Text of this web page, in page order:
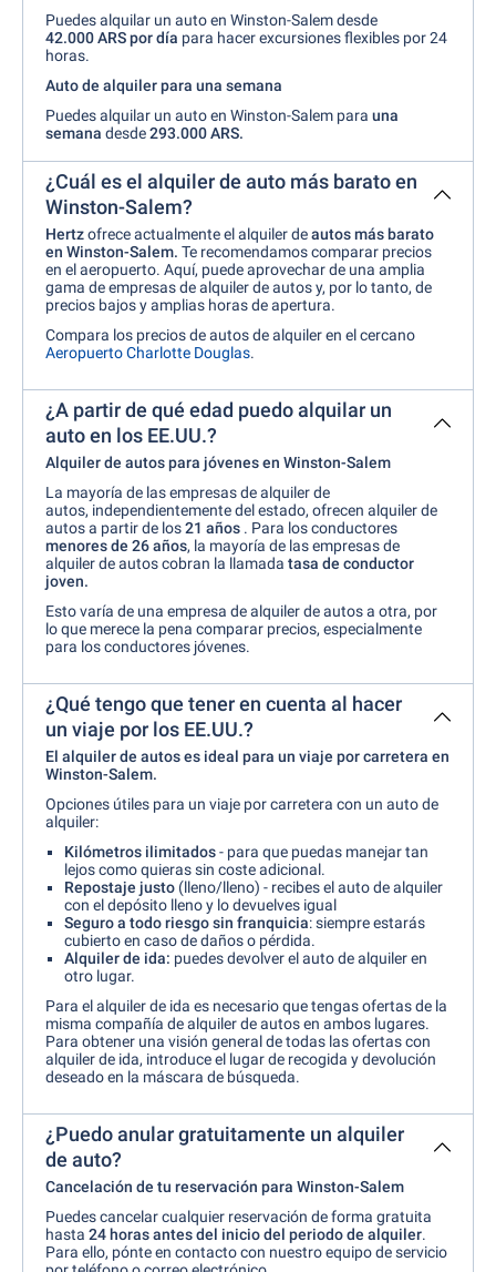
Puedes alquilar un auto en Winston-Salem desde
42.000 ARS pordía para hacer excursiones flexibles por 24
horas.
Auto de alquiler para una semana
Puedes alquilar un auto en Winston-Salem para una
semana desde293.000 ARS.
¿Cuál es el alquiler de auto más barato en
Winston-Salem?
Hertzofrece actualmente el alquiler deautos más barato
en Winston-Salem. Te recomendamos comparar precios
en el aeropuerto. Aquí, puede aprovechar de una amplia
gama de empresas de alquiler de autos y, por lo tanto, de
precios bajos y amplias horas de apertura.
Compara los precios de autos de alquiler en el cercano
Aeropuerto Charlotte Douglas.
¿A partir de qué edad puedo alquilar un
auto en los EE.UU.?
Alquiler de autos para jóvenes en Winston-Salem
La mayoría de las empresas de alquiler de
autos, independientemente del estado, ofrecen alquiler de
autos a partir de los21 años . Para los conductores
menores de 26 años, la mayoría de las empresas de
alquiler de autos cobran la llamada tasa de conductor
joven.
Esto varía de una empresa de alquiler de autos a otra, por
lo que merece la pena comparar precios, especialmente
para los conductores jóvenes.
¿Qué tengo que tener en cuenta al hacer
un viaje por los EE.UU.?
El alquiler de autos es ideal para un viaje por carretera en
Winston-Salem.
Opciones útiles para un viaje por carretera con un auto de
alquiler:
Kilómetros ilimitados- para que puedas manejar tan
lejos como quieras sin coste adicional.
Repostaje justo (lleno/lleno) - recibes el auto de alquiler
con el depósito lleno y lo devuelves igual
Seguro a todo riesgo sin franquicia: siempre estarás
cubierto en caso de daños o pérdida.
Alquiler de ida: puedes devolver el auto de alquiler en
otro lugar.
Para el alquiler de ida es necesario que tengas ofertas de la
misma compañía de alquiler de autos en ambos lugares.
Para obtener una visión general de todas las ofertas con
alquiler de ida, introduce el lugar de recogida y devolución
deseado en la máscara de búsqueda.
¿Puedo anular gratuitamente un alquiler
de auto?
Cancelación de tu reservación para Winston-Salem
Puedes cancelar cualquier reservación de forma gratuita
hasta 24 horas antesdel inicio del periodo de alquiler.
Para ello, pónte en contacto con nuestro equipo de servicio